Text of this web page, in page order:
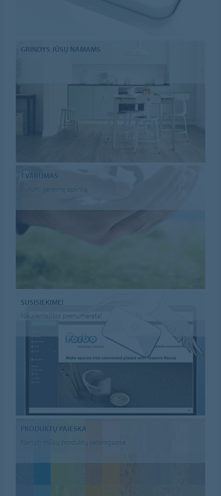
GRINDYS JŪSŲ NAMAMS
TVARUMAS
Sukurti geresnę aplinką
SUSISIEKIME!
Naujienlaiškio prenumerata!
PRODUKTŲ PAIEŠKA
Naršyti mūsų produktų kataloguose